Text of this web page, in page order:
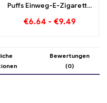
Puffs Einweg-E-Zigarette
den
Dragon Ice
€6.64 - €9.49
Bewertungen
(0)